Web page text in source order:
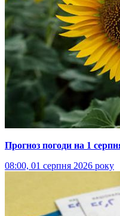
Прогноз погоди на 1
08:00, 01 серпня 2026 року